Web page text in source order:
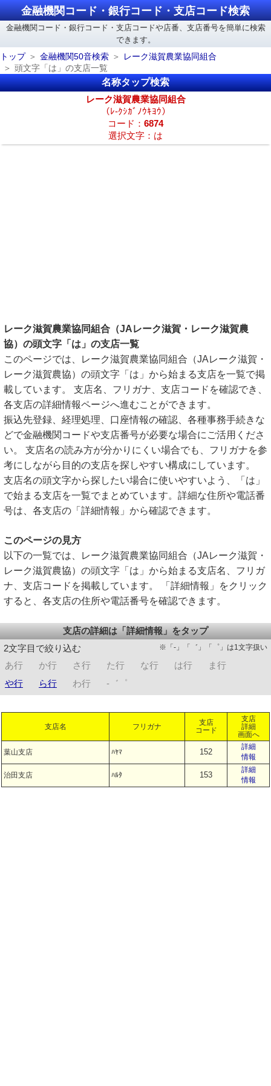
金融機関コード・銀行コード・支店コード検索
金融機関コード・銀行コード・支店コードや店番、支店番号を簡単に検索
できます。
トップ
金融機関50音検索
レーク滋賀農業協同組合
頭文字「は」の支店一覧
名称タップ検索
レーク滋賀農業協同組合
（ﾚ-ｸｼｶﾞﾉｳｷﾖｳ）
コード： 6874
選択文字：は
レーク滋賀農業協同組合（JAレーク滋賀・レーク滋賀農
協）の頭文字「は」の支店一覧
このページでは、レーク滋賀農業協同組合（JAレーク滋賀・
レーク滋賀農協）の頭文字「は」から始まる支店を一覧で掲
載しています。 支店名、フリガナ、支店コードを確認でき、
各支店の詳細情報ページへ進むことができます。
振込先登録、経理処理、口座情報の確認、各種事務手続きな
どで金融機関コードや支店番号が必要な場合にご活用くださ
い。 支店名の読み方が分かりにくい場合でも、フリガナを参
考にしながら目的の支店を探しやすい構成にしています。
支店名の頭文字から探したい場合に使いやすいよう、「は」
で始まる支店を一覧でまとめています。詳細な住所や電話番
号は、各支店の「詳細情報」から確認できます。
このページの見方
以下の一覧では、レーク滋賀農業協同組合（JAレーク滋賀・
レーク滋賀農協）の頭文字「は」から始まる支店名、フリガ
ナ、支店コードを掲載しています。 「詳細情報」をクリック
すると、各支店の住所や電話番号を確認できます。
支店の詳細は「詳細情報」をタップ
2文字目で絞り込む
※「-」「゛」「゜」は1文字扱い
あ行 か行 さ行 た行 な行 は行
ま行
や行
ら行 わ行 -゛゜
支店名 フリガナ
支店
コード
支店
詳細
画面へ
葉山支店 ﾊﾔﾏ 152
詳細
情報
治田支店 ﾊﾙﾀ 153
詳細
情報